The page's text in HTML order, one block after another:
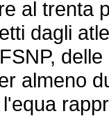
al trenta
dagli
almeno